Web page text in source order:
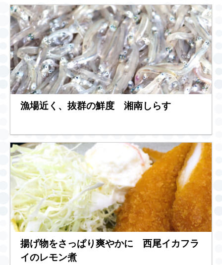
漁場近く、抜群の鮮度 湘南しらす
揚げ物をさっぱり爽やかに 西尾イカフラ
イのレモン煮